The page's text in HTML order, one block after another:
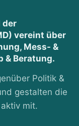
der
vereint über
Mess- &
& Beratung.
Politik &
gestalten die
mit.